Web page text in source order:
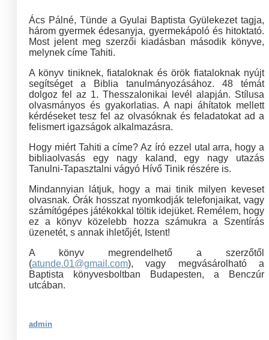
Ács Pálné, Tünde a Gyulai Baptista Gyülekezet tagja,
három gyermek édesanyja, gyermekápoló és hitoktató.
Most jelent meg szerzői kiadásban második könyve,
melynek címe Tahiti.
A könyv tiniknek, fiataloknak és örök fiataloknak nyújt
segítséget a Biblia tanulmányozásához. 48 témát
dolgoz fel az 1. Thesszalonikai levél alapján. Stílusa
olvasmányos és gyakorlatias. A napi áhítatok mellett
kérdéseket tesz fel az olvasóknak és feladatokat ad a
felismert igazságok alkalmazásra.
Hogy miért Tahiti a címe? Az író ezzel utal arra, hogy a
bibliaolvasás egy nagy kaland, egy nagy utazás
Tanulni-Tapasztalni vágyó Hívő Tinik részére is.
Mindannyian látjuk, hogy a mai tinik milyen keveset
olvasnak. Órák hosszat nyomkodják telefonjaikat, vagy
számítógépes játékokkal töltik idejüket. Remélem, hogy
ez a könyv közelebb hozza számukra a Szentírás
üzenetét, s annak ihletőjét, Istent!
A könyv megrendelhető a szerzőtől
(atunde.01@gmail.com), vagy megvásárolható a
Baptista könyvesboltban Budapesten, a Benczúr
utcában.
admin